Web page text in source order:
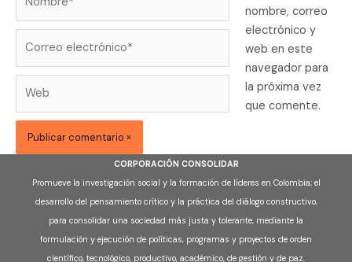
electrónico*
nombre, correo
electrónico y
web en este
navegador para
la próxima vez
que comente.
CORPORACIÓN CONSOLIDAR
Promueve la investigación social y la formación de líderes en Colombia; el
desarrollo del pensamiento crítico y la práctica del diálogo constructivo,
para consolidar una sociedad más justa y tolerante, mediante la
formulación y ejecución de políticas, programas y proyectos de orden
científico, tecnológico, productivo, académico, de gestión y de paz.